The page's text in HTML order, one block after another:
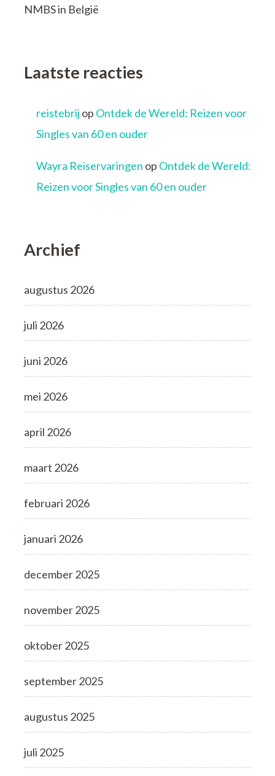
NMBS in België
Laatste reacties
reistebrij op Ontdek de Wereld: Reizen voor
Singles van 60 en ouder
Wayra Reiservaringen op Ontdek de Wereld:
Reizen voor Singles van 60 en ouder
Archief
augustus 2026
juli 2026
juni 2026
mei 2026
april 2026
maart 2026
februari 2026
januari 2026
december 2025
november 2025
oktober 2025
september 2025
augustus 2025
juli 2025